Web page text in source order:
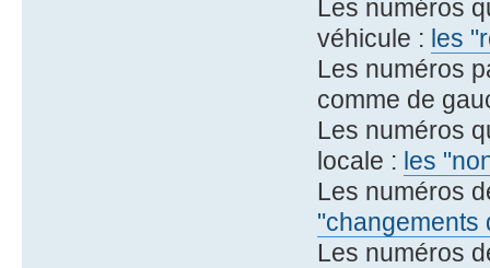
Les numéros
véhicule : les
Les numéros
comme de
Les numéros
locale : les
Les numéros
"changements
Les numéros